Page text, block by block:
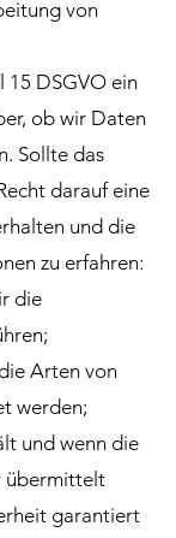
von
15 DSGVO ein
ob wir Daten
Sollte das
darauf eine
und die
zu erfahren:
die
Arten von
werden;
und wenn die
übermittelt
garantiert